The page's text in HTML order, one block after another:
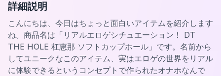
詳細説明
こんにちは、今日はちょっと面白いアイテムを紹介します
ね。商品名は「リアルエロゲシチュエーション！ DT
THE HOLE 杠恵那 ソフトカップホール」です。名前から
してユニークなこのアイテム、実はエロゲの世界をリアル
に体験できるというコンセプトで作られたオナホなんで